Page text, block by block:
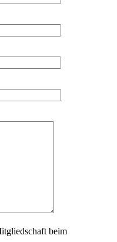
beim